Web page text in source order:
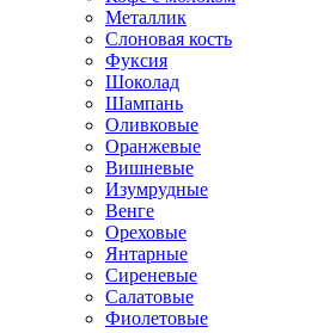
Металлик
Слоновая кость
Фуксия
Шоколад
Шампань
Оливковые
Оранжевые
Вишневые
Изумрудные
Венге
Ореховые
Янтарные
Сиреневые
Салатовые
Фиолетовые